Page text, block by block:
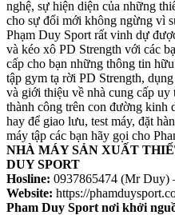
nghệ, sự hiện diện của những
cho sự đổi mới không ngừng vì
Phạm Duy Sport rất vinh dự
và kéo xô PD Strength với các
cấp cho bạn những thông tin
tập gym tạ rời PD Strength,
và giới thiệu về nhà cung cấp
thành công trên con đường kinh
hay để giao lưu, test máy, đặt
máy tập các bạn hãy gọi cho
NHÀ MÁY SẢN XUẤT
DUY SPORT
Hosline: 0937865474 (Mr Duy)
Website: https://
Pham Duy Sport nơi khởi